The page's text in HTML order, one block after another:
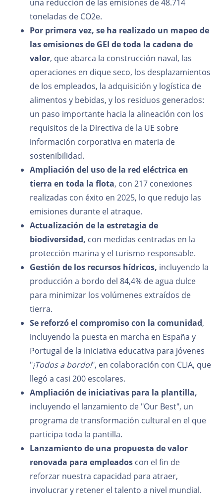
una reducción de las emisiones de 48.714
toneladas de CO2e.
Por primera vez, se ha realizado un mapeo de
las emisiones de GEI de toda la cadena de
valor, que abarca la construcción naval, las
operaciones en dique seco, los desplazamientos
de los empleados, la adquisición y logística de
alimentos y bebidas, y los residuos generados:
un paso importante hacia la alineación con los
requisitos de la Directiva de la UE sobre
información corporativa en materia de
sostenibilidad.
Ampliación del uso de la red eléctrica en
tierra en toda la flota, con 217 conexiones
realizadas con éxito en 2025, lo que redujo las
emisiones durante el atraque.
Actualización de la estretagia de
biodiversidad, con medidas centradas en la
protección marina y el turismo responsable.
Gestión de los recursos hídricos, incluyendo la
producción a bordo del 84,4% de agua dulce
para minimizar los volúmenes extraídos de
tierra.
Se reforzó el compromiso con la comunidad,
incluyendo la puesta en marcha en España y
Portugal de la iniciativa educativa para jóvenes
"¡Todos a bordo!", en colaboración con CLIA, que
llegó a casi 200 escolares.
Ampliación de iniciativas para la plantilla,
incluyendo el lanzamiento de "Our Best", un
programa de transformación cultural en el que
participa toda la pantilla.
Lanzamiento de una propuesta de valor
renovada para empleados con el fin de
reforzar nuestra capacidad para atraer,
involucrar y retener el talento a nivel mundial.